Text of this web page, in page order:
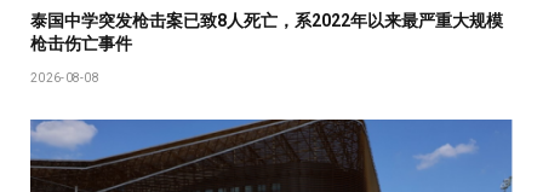
泰国中学突发枪击案已致8人死亡，系2022年以来最严重大规模
枪击伤亡事件
2026-08-08